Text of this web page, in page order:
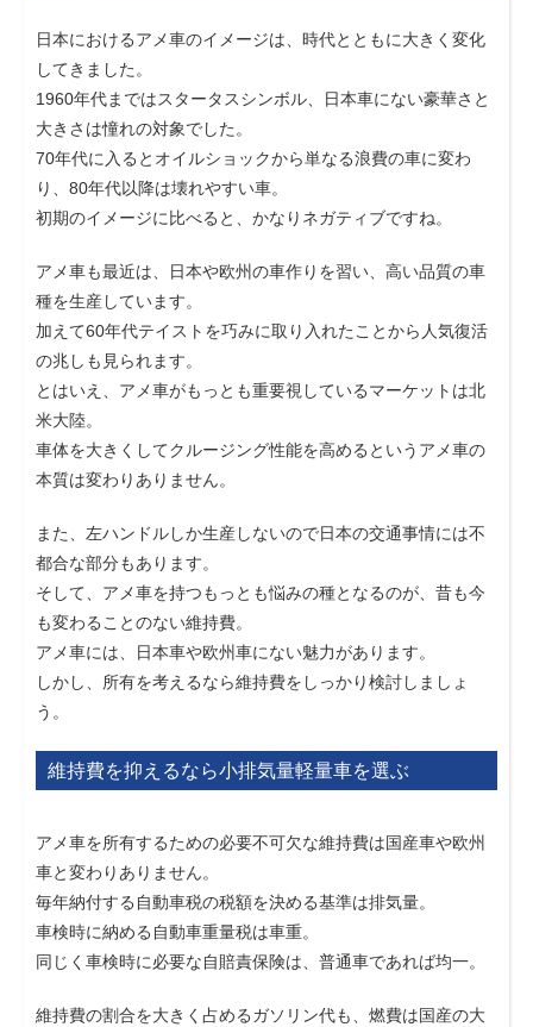
日本におけるアメ車のイメージは、時代とともに大きく変化
してきました。
1960年代まではスタータスシンボル、日本車にない豪華さと
大きさは憧れの対象でした。
70年代に入るとオイルショックから単なる浪費の車に変わ
り、80年代以降は壊れやすい車。
初期のイメージに比べると、かなりネガティブですね。
アメ車も最近は、日本や欧州の車作りを習い、高い品質の車
種を生産しています。
加えて60年代テイストを巧みに取り入れたことから人気復活
の兆しも見られます。
とはいえ、アメ車がもっとも重要視しているマーケットは北
米大陸。
車体を大きくしてクルージング性能を高めるというアメ車の
本質は変わりありません。
また、左ハンドルしか生産しないので日本の交通事情には不
都合な部分もあります。
そして、アメ車を持つもっとも悩みの種となるのが、昔も今
も変わることのない維持費。
アメ車には、日本車や欧州車にない魅力があります。
しかし、所有を考えるなら維持費をしっかり検討しましょ
う。
維持費を抑えるなら小排気量軽量車を選ぶ
アメ車を所有するための必要不可欠な維持費は国産車や欧州
車と変わりありません。
毎年納付する自動車税の税額を決める基準は排気量。
車検時に納める自動車重量税は車重。
同じく車検時に必要な自賠責保険は、普通車であれば均一。
維持費の割合を大きく占めるガソリン代も、燃費は国産の大